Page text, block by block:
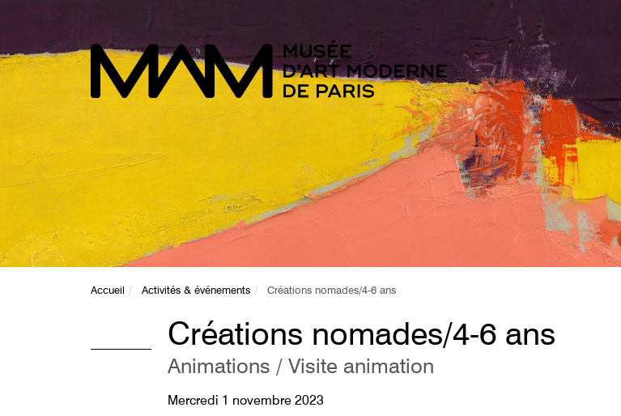
Accueil Activités & événements Créations nomades/4-6 ans
Créations nomades/4-6 ans
Animations / Visite animation
Mercredi 1 novembre 2023